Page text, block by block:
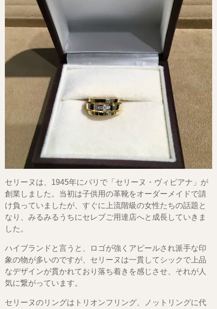
セリーヌは、1945年にパリで「セリーヌ・ヴィピアナ」が
創業しました。当初は子供用の革靴をオーダーメイドで請
け負っていましたが、すぐに上流階級の女性たちの話題と
なり、みるみるうちにセレブご用達店へと成長していきま
した。
ハイブランドと言うと、ロゴが強くアピールされ派手な印
象の物が多いのですが、セリーヌは一貫してシックで上品
なデザインが貫かれており落ち着きを感じさせ、それが人
気に繋がっています。
セリーヌのリングはトリオンフリング、ノットリングに代